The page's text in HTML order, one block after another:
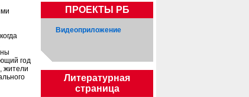
год
жители
ПРОЕКТЫ РБ
Видеоприложение
Литературная
страница